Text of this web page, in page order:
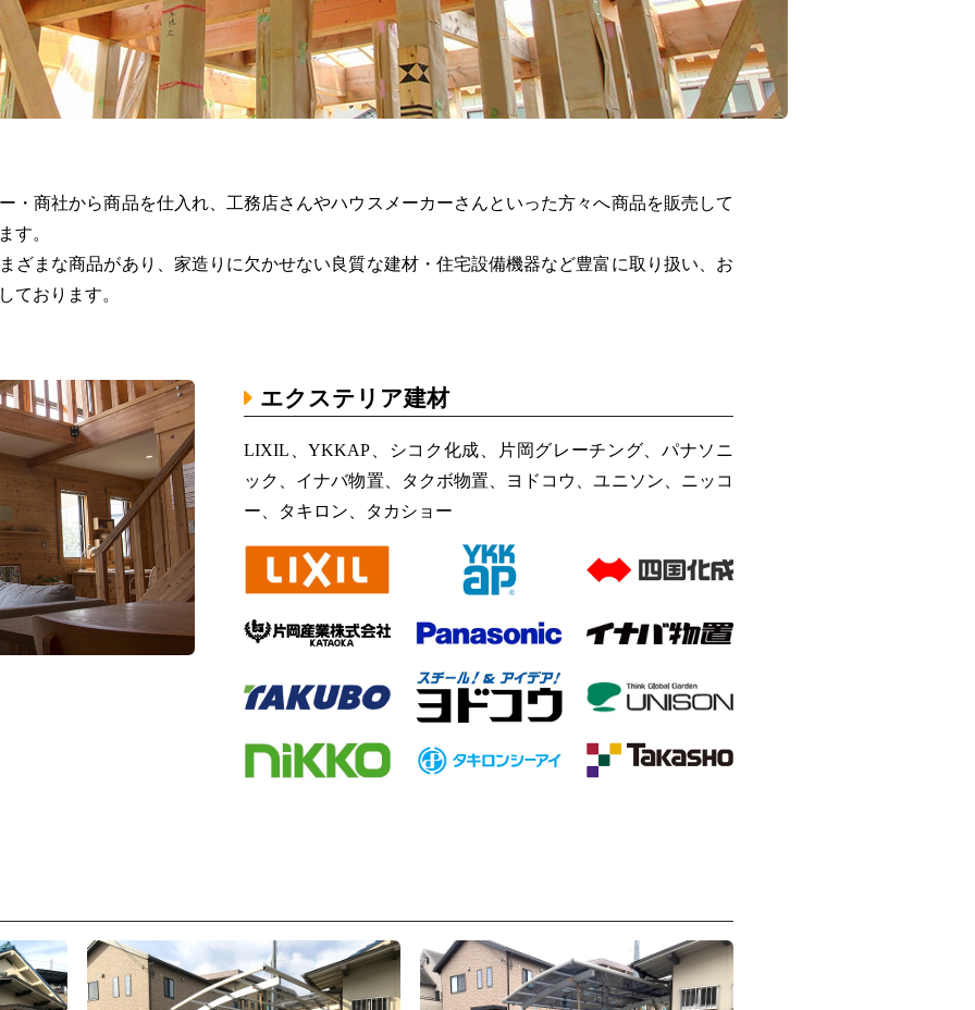
・商社から商品を仕入れ、工務店さんやハウスメーカーさんといった方々へ商品を販売して
す。
ざまな商品があり、家造りに欠かせない良質な建材・住宅設備機器など豊富に取り扱い、お
ております。
エクステリア建材
LIXIL、YKKAP、シコク化成、片岡グレーチング、パナソニ
ック、イナバ物置、タクボ物置、ヨドコウ、ユニソン、ニッコ
ー、タキロン、タカショー